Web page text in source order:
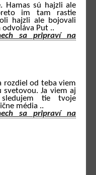
Hamas sú hajzli ale
im tam rastie
hajzli ale bojovali
Put ..
sa pripraví na
rozdiel od teba viem
Ja viem aj
tie tvoje
média ..
sa pripraví na